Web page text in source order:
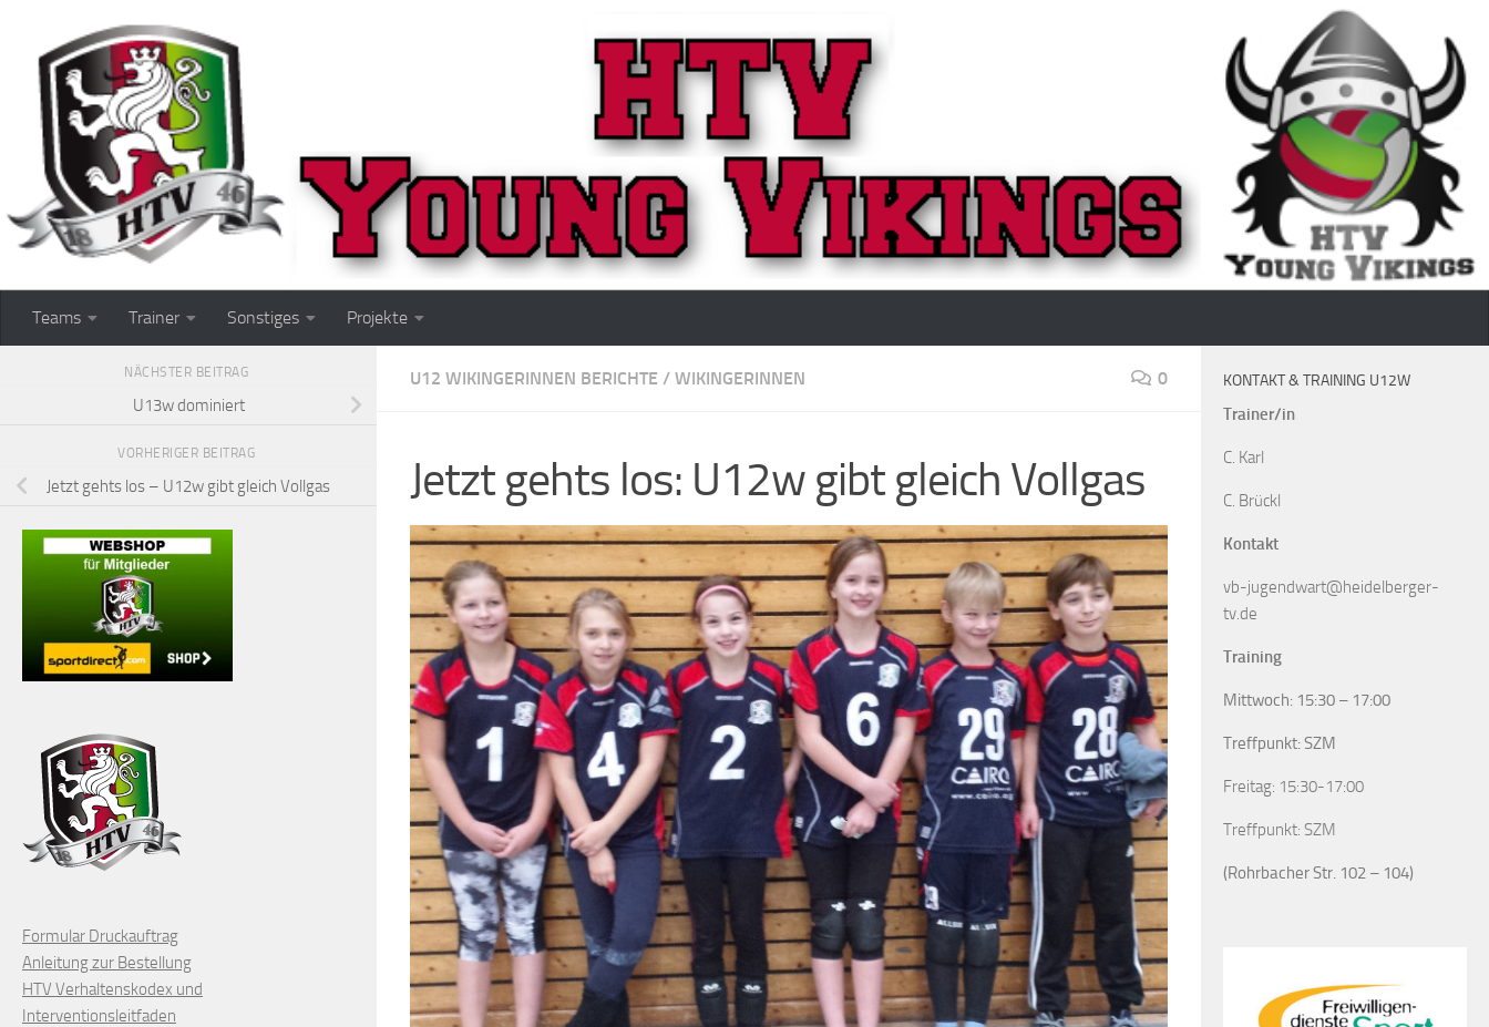
Zum Inhalt springen
Teams Trainer Sonstiges Projekte
U12 WIKINGERINNEN BERICHTE / WIKINGERINNEN 0
Jetzt gehts los: U12w gibt gleich Vollgas
NÄCHSTER BEITRAG
U13w dominiert
VORHERIGER BEITRAG
Jetzt gehts los – U12w gibt gleich Vollgas
Formular Druckauftrag
Anleitung zur Bestellung
HTV Verhaltenskodex und
Interventionsleitfaden
KONTAKT & TRAINING U12W
Trainer/in
C. Karl
C. Brückl
Kontakt
vb-jugendwart@heidelberger-
tv.de
Training
Mittwoch: 15:30 – 17:00
Treffpunkt: SZM
Freitag: 15:30-17:00
Treffpunkt: SZM
(Rohrbacher Str. 102 – 104)